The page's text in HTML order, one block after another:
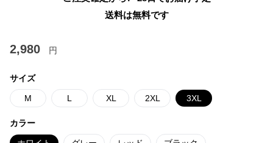
送料は無料です
2,980 円
サイズ
M L XL 2XL 3XL
カラー